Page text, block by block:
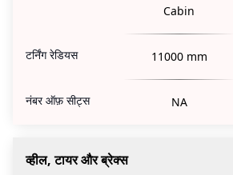
Cabin
टर्निंग रेडियस 11000 mm
नंबर ऑफ़ सीट्स NA
व्हील, टायर और ब्रेक्स